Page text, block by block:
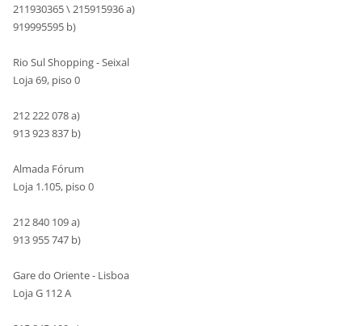
211930365 \ 215915936 a)
919995595 b)
Rio Sul Shopping - Seixal
Loja 69, piso 0
212 222 078 a)
913 923 837 b)
Almada Fórum
Loja 1.105, piso 0
212 840 109 a)
913 955 747 b)
Gare do Oriente - Lisboa
Loja G 112 A